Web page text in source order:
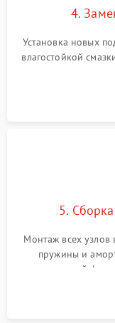
4.
Установка новых
влагостойкой
или
5.
Монтаж всех узлов
пружины и
надежной
герметиком для